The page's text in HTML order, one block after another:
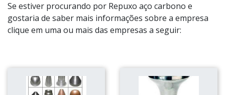
Se estiver procurando por Repuxo aço carbono e
gostaria de saber mais informações sobre a empresa
clique em uma ou mais das empresas a seguir: